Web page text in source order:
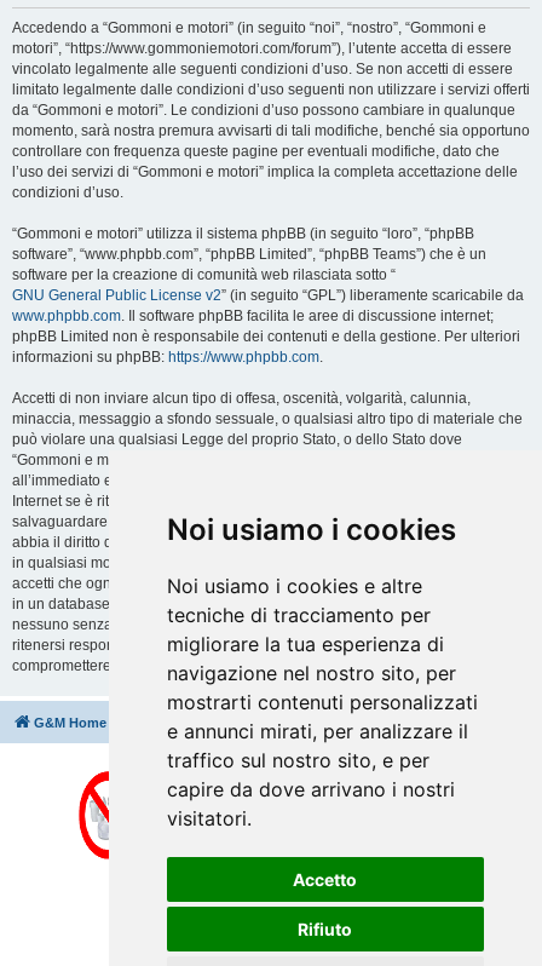
Noi usiamo i cookies
Noi usiamo i cookies e altre
tecniche di tracciamento per
migliorare la tua esperienza di
navigazione nel nostro sito, per
mostrarti contenuti personalizzati
e annunci mirati, per analizzare il
traffico sul nostro sito, e per
capire da dove arrivano i nostri
visitatori.
Accetto
Rifiuto
Accedendo a “Gommoni e motori” (in seguito “noi”, “nostro”, “Gommoni e
motori”, “https://www.gommoniemotori.com/forum”), l’utente accetta di essere
vincolato legalmente alle seguenti condizioni d’uso. Se non accetti di essere
limitato legalmente dalle condizioni d’uso seguenti non utilizzare i servizi offerti
da “Gommoni e motori”. Le condizioni d’uso possono cambiare in qualunque
momento, sarà nostra premura avvisarti di tali modifiche, benché sia opportuno
controllare con frequenza queste pagine per eventuali modifiche, dato che
l’uso dei servizi di “Gommoni e motori” implica la completa accettazione delle
condizioni d’uso.
“Gommoni e motori” utilizza il sistema phpBB (in seguito “loro”, “phpBB
software”, “www.phpbb.com”, “phpBB Limited”, “phpBB Teams”) che è un
software per la creazione di comunità web rilasciata sotto “
GNU General Public License v2” (in seguito “GPL”) liberamente scaricabile da
www.phpbb.com. Il software phpBB facilita le aree di discussione internet;
phpBB Limited non è responsabile dei contenuti e della gestione. Per ulteriori
informazioni su phpBB: https://www.phpbb.com.
Accetti di non inviare alcun tipo di offesa, oscenità, volgarità, calunnia,
minaccia, messaggio a sfondo sessuale, o qualsiasi altro tipo di materiale che
può violare una qualsiasi Legge del proprio Stato, o dello Stato dove
“Gommoni e motori” è ospitato, o di una Legge internazionale. Fare ciò porta
all’immediato e permanente divieto di accesso, con notifica al tuo provider
Internet se è ritenuto da noi opportuno. Tutti gli indirizzi IP sono registrati per
salvaguardare e rinforzare queste condizioni. Accetti che “Gommoni e motori”
abbia il diritto di rimuovere, riscrivere, spostare o chiudere qualsiasi argomento
in qualsiasi momento lo ritenga necessario. Come fruitore di questo servizio,
accetti che ogni informazione (dato personale) tu abbia inviato sia conservata
in un database. Al contempo queste informazioni non saranno divulgate a
nessuno senza il tuo consenso, né “Gommoni e motori” o phpBB sono da
ritenersi responsabili per qualsiasi violazione al sistema che possa
compromettere queste informazioni.
G&M Home Tutti gli orari sonoUTC+02:00
Cancella cookie